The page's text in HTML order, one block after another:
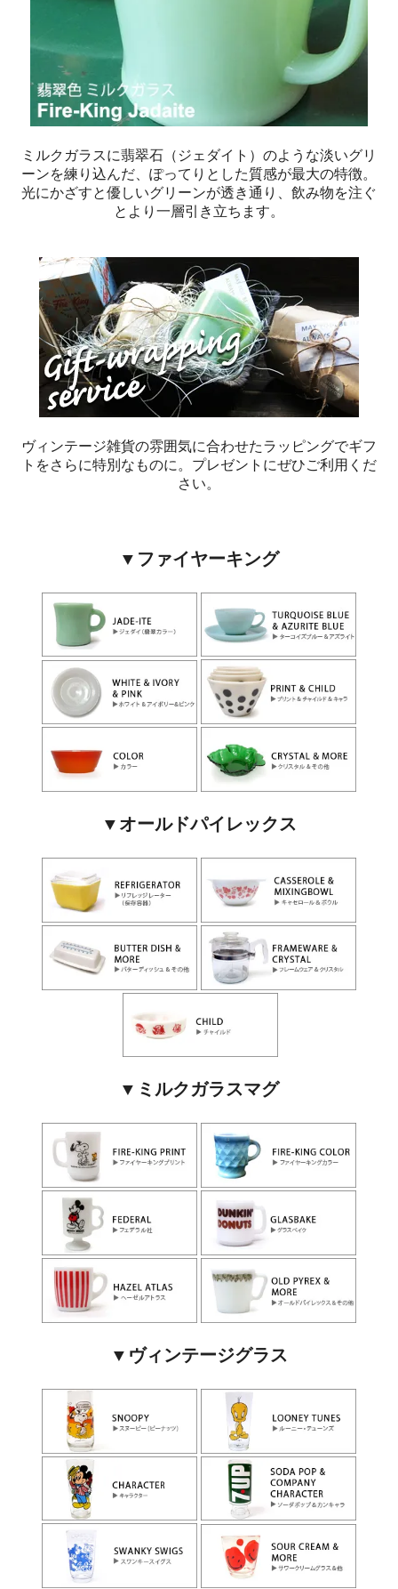
ミルクガラスに翡翠石（ジェダイト）のような淡いグリ
ーンを練り込んだ、ぽってりとした質感が最大の特徴。
光にかざすと優しいグリーンが透き通り、飲み物を注ぐ
とより一層引き立ちます。
ヴィンテージ雑貨の雰囲気に合わせたラッピングでギフ
トをさらに特別なものに。プレゼントにぜひご利用くだ
さい。
▼ファイヤーキング
▼オールドパイレックス
▼ミルクガラスマグ
▼ヴィンテージグラス